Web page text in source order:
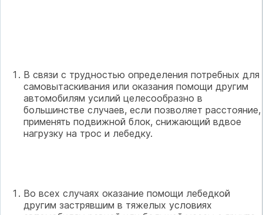
В связи с трудностью определения потребных для
самовытаскивания или оказания помощи другим
автомобилям усилий целесообразно в
большинстве случаев, если позволяет расстояние,
применять подвижной блок, снижающий вдвое
нагрузку на трос и лебедку.
Во всех случаях оказание помощи лебедкой
другим застрявшим в тяжелых условиях